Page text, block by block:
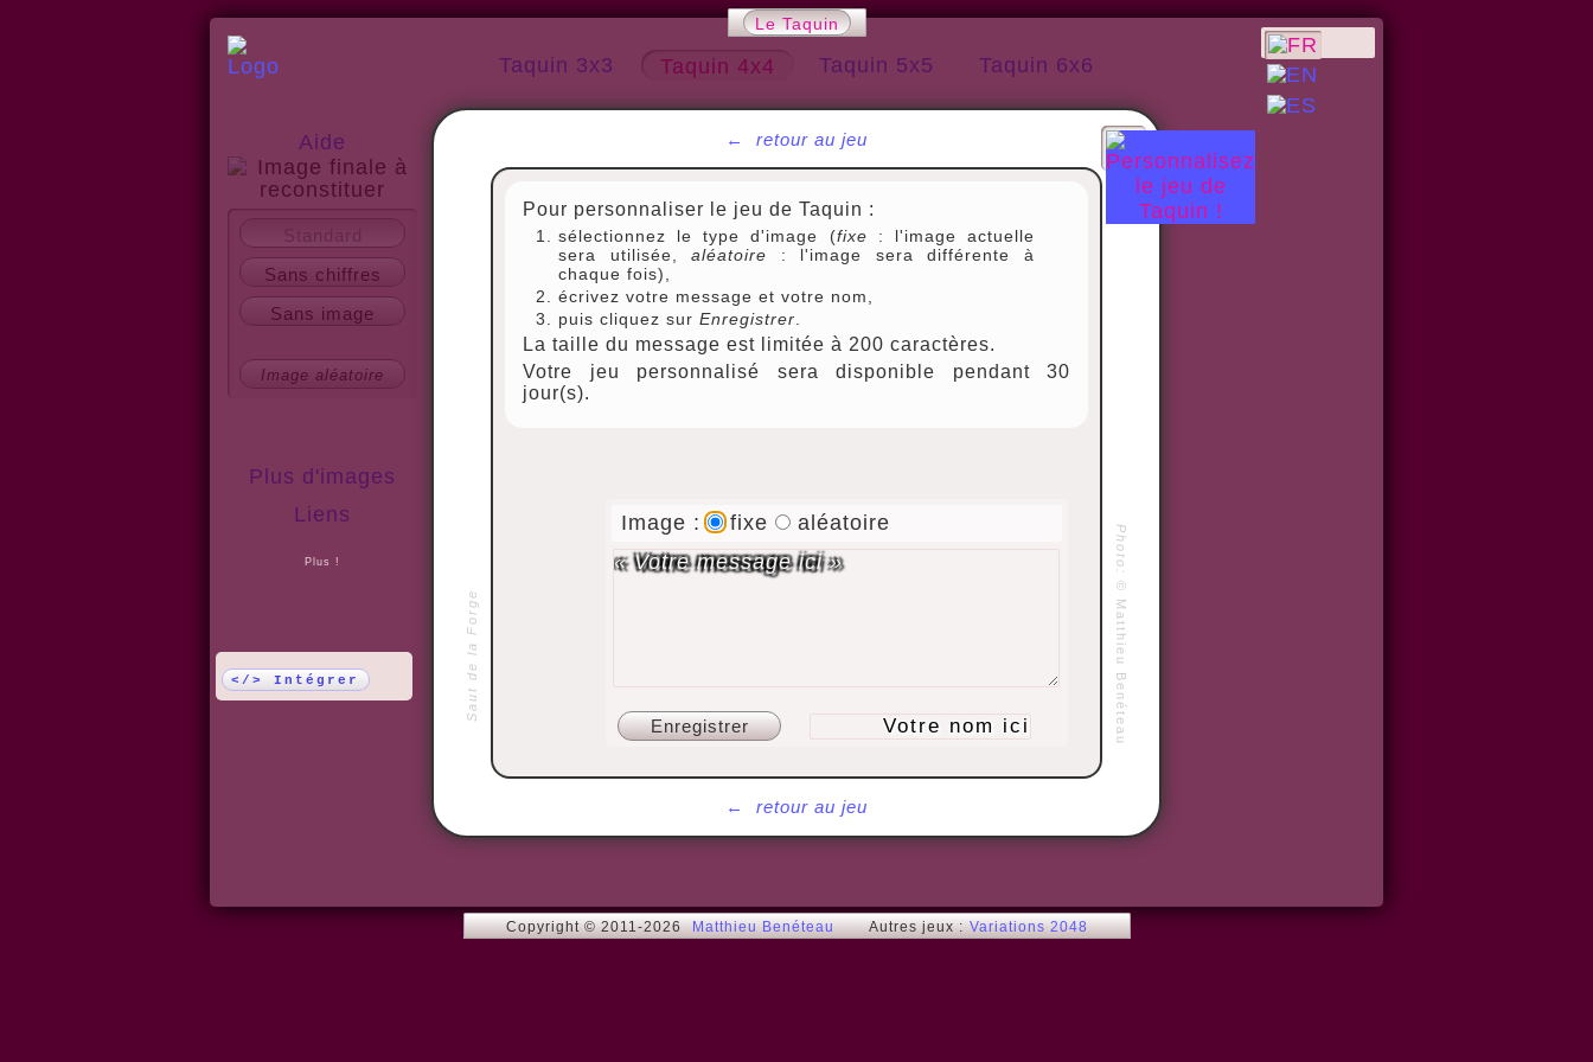
Le Taquin
Taquin 3x3 Taquin 4x4 Taquin 5x5 Taquin 6x6
Aide
Plus d'images
Liens
Plus !
Sans chiffres
Sans image
Image aléatoire
</> Intégrer Saut de la Forge
Photo:
©
Matthieu Benéteau
← retour au jeu
← retour au jeu
Pour personnaliser le jeu de Taquin :
sélectionnez le type d'image (fixe : l'image actuelle
sera utilisée,aléatoire : l'image sera différente à
chaque fois),
écrivez votre message et votre nom,
puis cliquez sur Enregistrer
La taille du message est limitée à 200 caractères.
Votre jeu personnalisé sera disponible pendant 30
jour(s).
Image : fixe aléatoire
Copyright © 2011-2026 Matthieu Benéteau Autres jeux : Variations 2048